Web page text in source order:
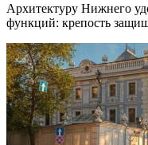
Архитектуру Нижнего
функций: крепость